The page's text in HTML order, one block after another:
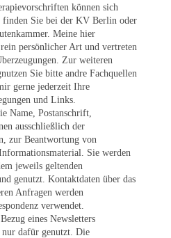
können sich
finden Sie bei der KV Berlin oder
Meine hier
persönlicher Art und vertreten
Zur weiteren
Sie bitte andre Fachquellen
gerne jederzeit Ihre
und Links.
Name, Postanschrift,
ausschließlich der
zur Beantwortung von
Sie werden
jeweils geltenden
genutzt. Kontaktdaten über das
Anfragen werden
verwendet.
eines Newsletters
nur dafür genutzt. Die